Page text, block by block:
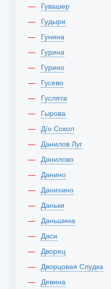
Гувашер
Гудыри
Гунина
Гурина
Гурино
Гусево
Гуслята
Гырова
Д/о Сокол
Данилов Луг
Данилово
Данино
Данихино
Даньки
Даньшина
Даси
Дворец
Дворцовая Слудка
Девина